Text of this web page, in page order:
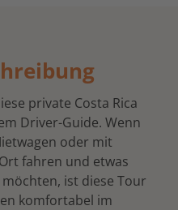
private Costa Rica
Driver-Guide. Wenn
oder mit
fahren und etwas
ist diese Tour
komfortabel im